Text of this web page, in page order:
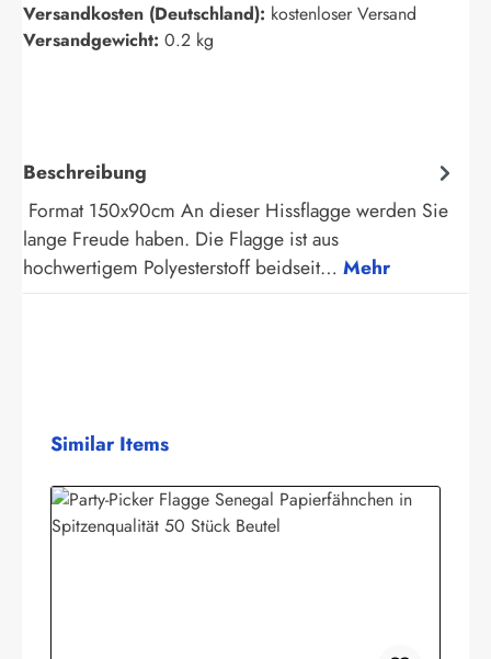
Versandkosten (Deutschland): kostenloser Versand
Versandgewicht: 0.2 kg
Beschreibung
Format 150x90cm An dieser Hissflagge werden Sie
lange Freude haben. Die Flagge ist aus
hochwertigem Polyesterstoff beidseit… Mehr
Produktgalerie überspringen
Similar Items